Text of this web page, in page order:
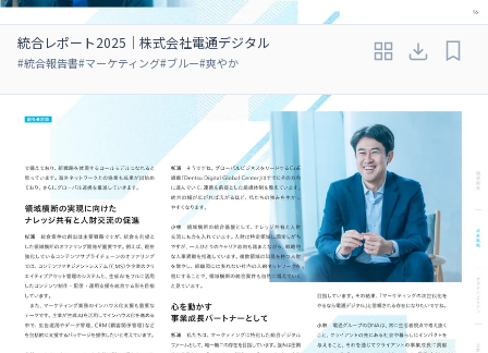
統合レポート2025｜株式会社電通デジタル
#統合報告書#マーケティング#ブルー#爽やか